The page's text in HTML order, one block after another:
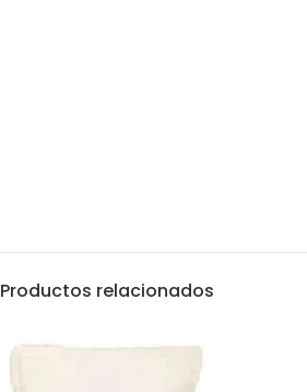
Productos relacionados